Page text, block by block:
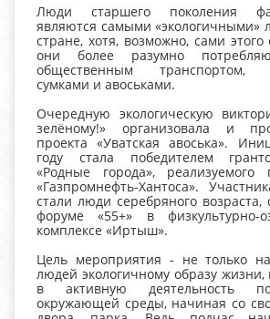
Люди старшего поколения
являются самыми
стране, хотя, возможно, сами
они более разумно
общественным транспортом,
сумками и авоськами.
Очередную экологическую
зелёному!» организовала и
проекта «Уватская авоська».
году стала победителем
«Родные города», реализуемого
«Газпромнефть-Хантоса».
стали люди серебряного возраста,
форуме «55+» в физкультурно-
комплексе «Иртыш».
Цель мероприятия - не только
людей экологичному образу
в активную деятельность
окружающей среды, начиная со